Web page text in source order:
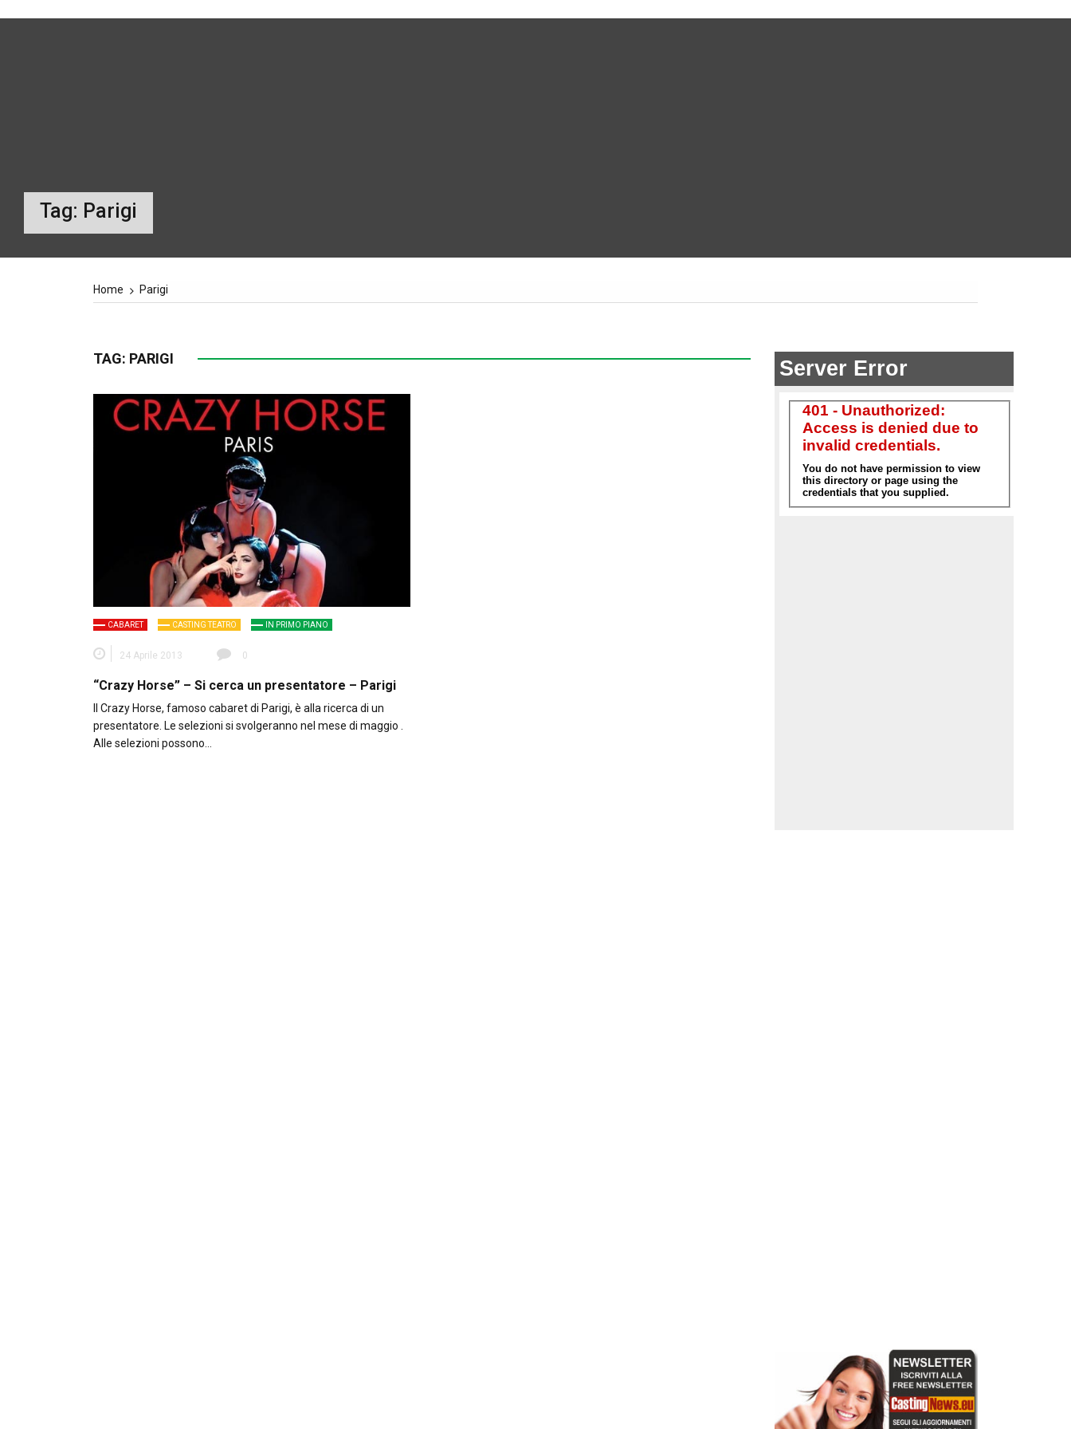
Tag: Parigi
Home Parigi
TAG: PARIGI
CABARET CASTING TEATRO IN PRIMO PIANO
24 Aprile 2013 0
“Crazy Horse” – Si cerca un presentatore – Parigi
Il Crazy Horse, famoso cabaret di Parigi, è alla ricerca di un
presentatore. Le selezioni si svolgeranno nel mese di maggio .
Alle selezioni possono…